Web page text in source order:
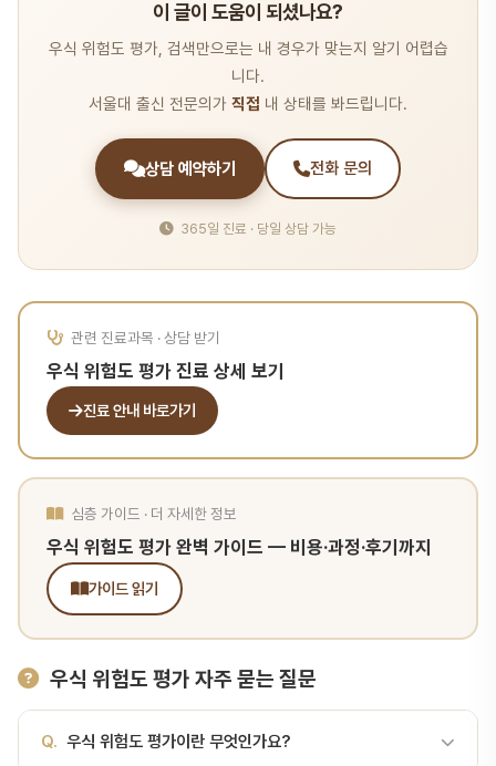
이 글이 도움이 되셨나요?
우식 위험도 평가, 검색만으로는 내 경우가 맞는지 알기 어렵습
니다.
서울대 출신 전문의가 직접 내 상태를 봐드립니다.
상담 예약하기 전화 문의
365일 진료 · 당일 상담 가능
관련 진료과목 · 상담 받기
우식 위험도 평가 진료 상세 보기
진료 안내 바로가기
심층 가이드 · 더 자세한 정보
우식 위험도 평가 완벽 가이드 — 비용·과정·후기까지
가이드 읽기
우식 위험도 평가 자주 묻는 질문
Q. 우식 위험도 평가이란 무엇인가요?